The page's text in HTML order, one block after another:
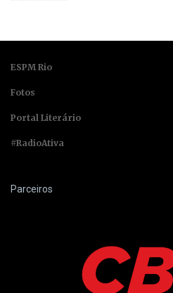
ESPM Rio
Fotos
Portal Literário
#RadioAtiva
Parceiros